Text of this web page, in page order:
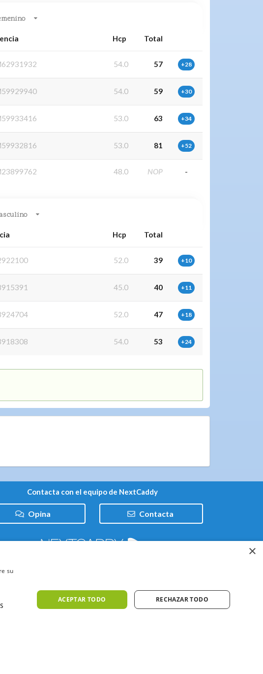
Hcp Total
54.0 57 +28
54.0 59 +30
53.0 63 +34
53.0 81 +52
48.0 NOP -
Hcp Total
52.0 39 +10
45.0 40 +11
52.0 47 +18
54.0 53 +24
Contacta con el equipo de NextCaddy
Opina Contacta
×
su
ACEPTAR TODO RECHAZAR TODO